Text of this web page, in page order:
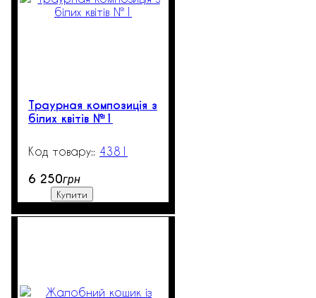
Траурная композиція з
білих квітів №1
4381
6 250грн
Купити